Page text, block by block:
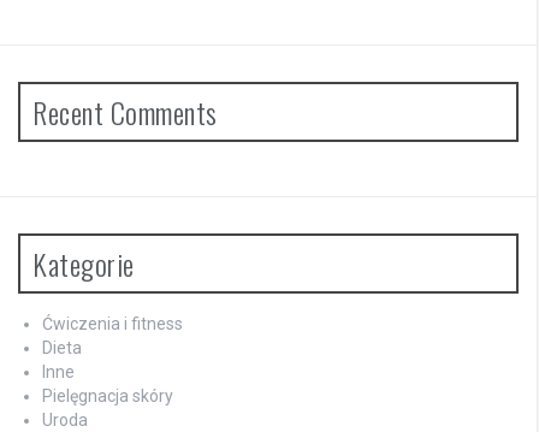
Recent Comments
Kategorie
Ćwiczenia i fitness
Dieta
Inne
Pielęgnacja skóry
Uroda